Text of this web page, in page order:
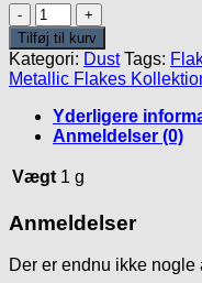
Billie
Flakes
antal
Tilføj til kurv
Kategori: Dust Tags:
Metallic Flakes
Yderligere
Anmeldelser (0)
Vægt 1 g
Anmeldelser
Der er endnu ikke nogle